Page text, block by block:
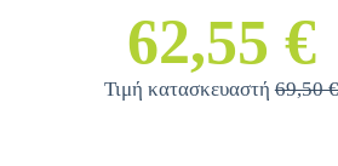
62,55 €
Τιμή κατασκευαστή69,50 €